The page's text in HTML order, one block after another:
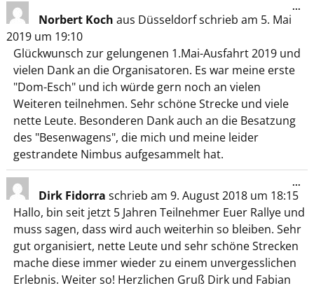
Norbert Koch aus Düsseldorfschrieb am 5. Mai
2019 um 19:10
Glückwunsch zur gelungenen 1.Mai-Ausfahrt 2019 und
vielen Dank an die Organisatoren. Es war meine erste
"Dom-Esch" und ich würde gern noch an vielen
Weiteren teilnehmen. Sehr schöne Strecke und viele
nette Leute. Besonderen Dank auch an die Besatzung
des "Besenwagens", die mich und meine leider
gestrandete Nimbus aufgesammelt hat.
...
Dirk Fidorra schrieb am 9. August 2018 um 18:15
Hallo, bin seit jetzt 5 Jahren Teilnehmer Euer Rallye und
muss sagen, dass wird auch weiterhin so bleiben. Sehr
gut organisiert, nette Leute und sehr schöne Strecken
mache diese immer wieder zu einem unvergesslichen
Erlebnis. Weiter so! Herzlichen Gruß Dirk und Fabian
...